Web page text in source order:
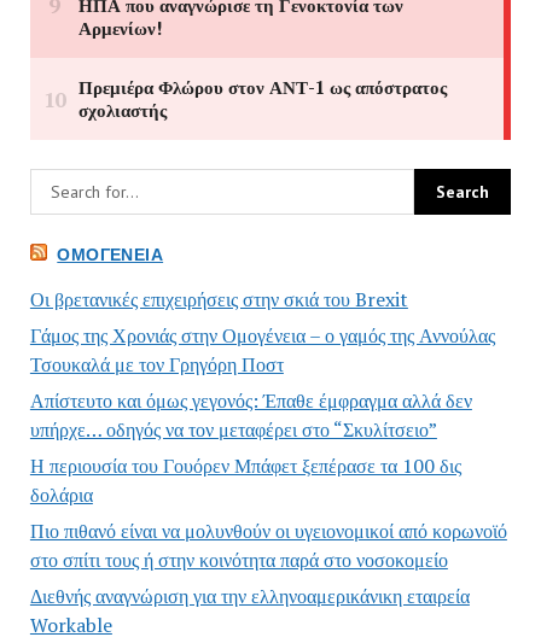
ΟΜΟΓΈΝΕΙΑ
Οι βρετανικές επιχειρήσεις στην σκιά του Brexit
Γάμος της Χρονιάς στην Ομογένεια – ο γαμός της Αννούλας
Τσουκαλά με τον Γρηγόρη Ποστ
Απίστευτο και όμως γεγονός: Έπαθε έμφραγμα αλλά δεν
υπήρχε… οδηγός να τον μεταφέρει στο “Σκυλίτσειο”
Η περιουσία του Γουόρεν Μπάφετ ξεπέρασε τα 100 δις
δολάρια
Πιο πιθανό είναι να μολυνθούν οι υγειονομικοί από κορωνοϊό
στο σπίτι τους ή στην κοινότητα παρά στο νοσοκομείο
Διεθνής αναγνώριση για την ελληνοαμερικάνικη εταιρεία
Workable